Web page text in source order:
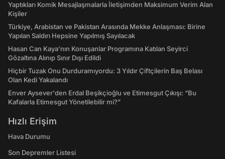
Yaptıkları Komik Mesajlaşmalarla İletişimden Maksimum Verim Alan
Kişiler
Türkiye, Arabistan ve Pakistan Arasında Mekke Anlaşması: Birine
Yapılan Saldırı Hepsine Yapılmış Sayılacak
Hasan Can Kaya’nın Konuşanlar Programına Katılan Seyirci
Gözaltına Alınıp Sınır Dışı Edildi
Hiçbir Tuzak Onu Durduramıyordu: 3 Yıldır Çiftçilerin Baş Belası
Olan Kedi Yakalandı
Enver Aysever'den Erdal Beşikçioğlu ve Etimesgut Çıkışı: “Bu
Kafalarla Etimesgut Yönetilebilir mi?”
Hızlı Erişim
Hava Durumu
Son Depremler Listesi